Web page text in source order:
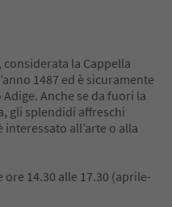
considerata la Cappella
1487 ed è sicuramente
Anche se da fuori la
gli splendidi affreschi
all’arte o alla
14.30 alle 17.30 (aprile-